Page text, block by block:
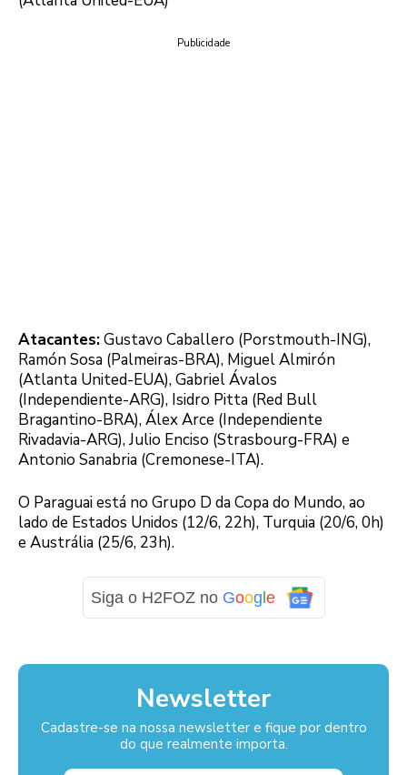
Publicidade
Atacantes:Gustavo Caballero (Porstmouth-ING),
Ramón Sosa (Palmeiras-BRA), Miguel Almirón
(Atlanta United-EUA), Gabriel Ávalos
(Independiente-ARG), Isidro Pitta (Red Bull
Bragantino-BRA), Álex Arce (Independiente
Rivadavia-ARG), Julio Enciso (Strasbourg-FRA) e
Antonio Sanabria (Cremonese-ITA).
O Paraguai está no Grupo D da Copa do Mundo, ao
lado de Estados Unidos (12/6, 22h), Turquia (20/6, 0h)
e Austrália (25/6, 23h).
Siga o H2FOZ no Google
Newsletter
Cadastre-se na nossa newsletter e fique por dentro
do que realmente importa.